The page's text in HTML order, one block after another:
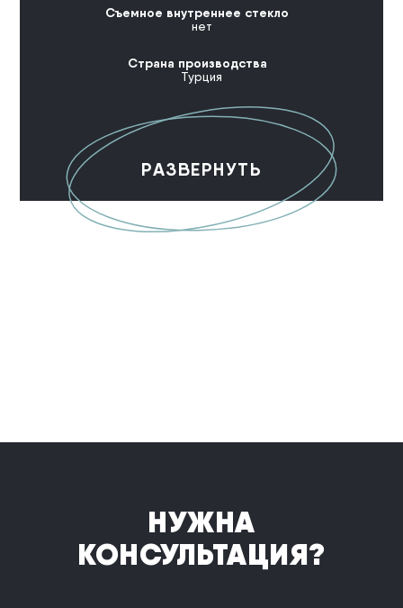
Съемное внутреннее стекло
нет
Страна производства
Турция
РАЗВЕРНУТЬ
НУЖНА
КОНСУЛЬТАЦИЯ?